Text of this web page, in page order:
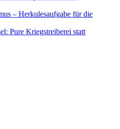
– Herkulesaufgabe für die
Pure Kriegstreiberei statt